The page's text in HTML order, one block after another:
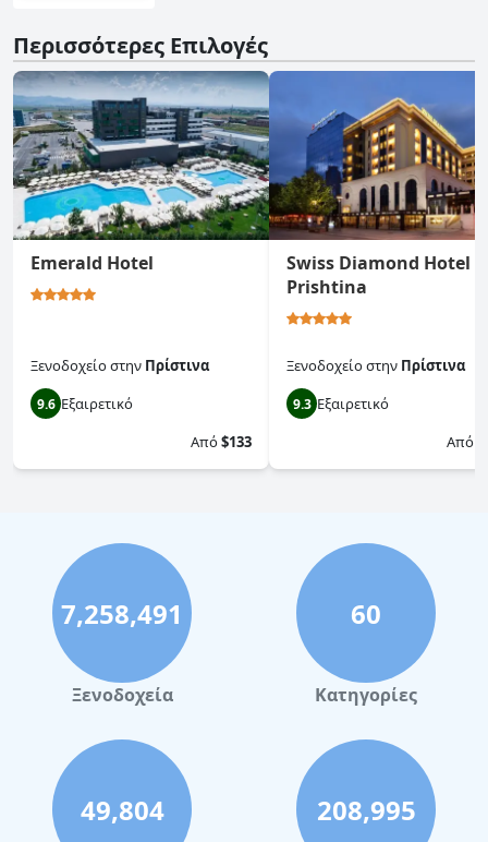
Περισσότερες Επιλογές
Emerald Hotel
Ξενοδοχείοστην Πρίστινα
9.6 Εξαιρετικό
Από$133
Swiss Diamond Hotel
Prishtina
Ξενοδοχείοστην Πρίστινα
9.3 Εξαιρετικό
Από
7,258,491
Ξενοδοχεία
60
Κατηγορίες
49,804 208,995